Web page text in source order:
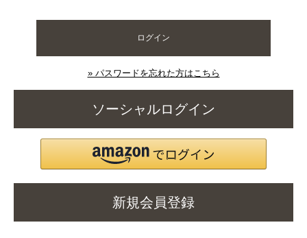
ログイン
» パスワードを忘れた方はこちら
ソーシャルログイン
新規会員登録